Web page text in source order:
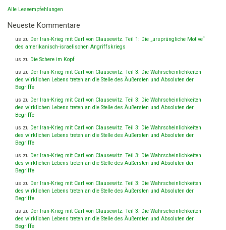
Alle Leseempfehlungen
Neueste Kommentare
us zu Der Iran-Krieg mit Carl von Clausewitz. Teil 1: Die „ursprüngliche Motive“
des amerikanisch-israelischen Angriffskriegs
us zu Die Schere im Kopf
us zu Der Iran-Krieg mit Carl von Clausewitz. Teil 3: Die Wahrscheinlichkeiten
des wirklichen Lebens treten an die Stelle des Äußersten und Absoluten der
Begriffe
us zu Der Iran-Krieg mit Carl von Clausewitz. Teil 3: Die Wahrscheinlichkeiten
des wirklichen Lebens treten an die Stelle des Äußersten und Absoluten der
Begriffe
us zu Der Iran-Krieg mit Carl von Clausewitz. Teil 3: Die Wahrscheinlichkeiten
des wirklichen Lebens treten an die Stelle des Äußersten und Absoluten der
Begriffe
us zu Der Iran-Krieg mit Carl von Clausewitz. Teil 3: Die Wahrscheinlichkeiten
des wirklichen Lebens treten an die Stelle des Äußersten und Absoluten der
Begriffe
us zu Der Iran-Krieg mit Carl von Clausewitz. Teil 3: Die Wahrscheinlichkeiten
des wirklichen Lebens treten an die Stelle des Äußersten und Absoluten der
Begriffe
us zu Der Iran-Krieg mit Carl von Clausewitz. Teil 3: Die Wahrscheinlichkeiten
des wirklichen Lebens treten an die Stelle des Äußersten und Absoluten der
Begriffe